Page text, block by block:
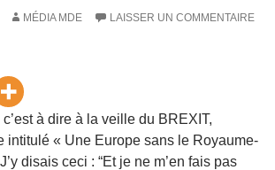
MÉDIA MDE LAISSER UN COMMENTAIRE
à dire à la veille du BREXIT,
intitulé « Une Europe sans le Royaume-
disais ceci : “Et je ne m’en fais pas